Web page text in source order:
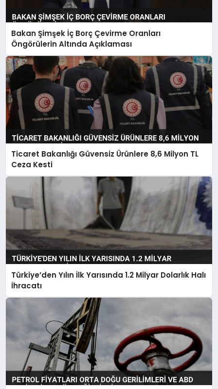
Bakan Şimşek İç Borç Çevirme Oranları
Öngörülerin Altında Açıklaması
Ticaret Bakanlığı Güvensiz Ürünlere 8,6 Milyon TL
Ceza Kesti
Türkiye’den Yılın İlk Yarısında 1.2 Milyar Dolarlık Halı
İhracatı